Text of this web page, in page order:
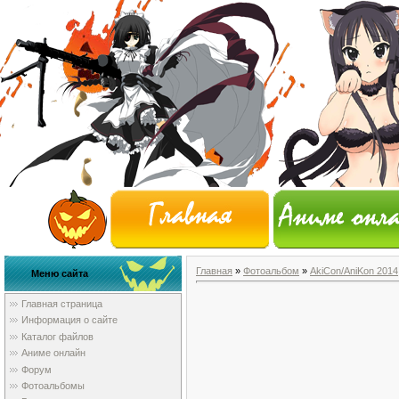
Меню сайта
Главная страница
Информация о сайте
Каталог файлов
Аниме онлайн
Форум
Фотоальбомы
Главная » Фотоальбом » AkiCon/AniKon 2014